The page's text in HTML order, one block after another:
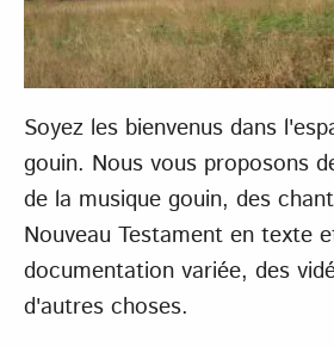
Soyez les bienvenus dans
gouin. Nous vous proposons
de la musique gouin, des
Nouveau Testament en texte
documentation variée, des
d'autres choses.